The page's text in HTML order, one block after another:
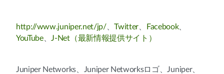
http://www.juniper.net/jp/、Twitter Facebook、
YouTube、J-Net（最新情報提供サイト）
Juniper Networks、Juniper Networksロゴ、Juniper、